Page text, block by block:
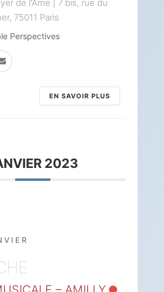
de l'Âme | 7 bis, rue du
75011 Paris
Perspectives
EN SAVOIR PLUS
2023